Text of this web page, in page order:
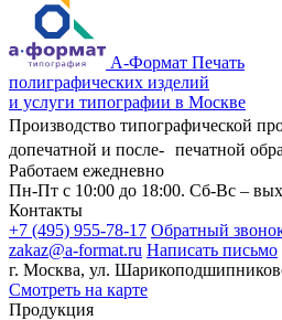
А-Формат Печать
полиграфических изделий
и услуги типографии в Москве
Производство типографической
допечатной и после- печатной
Работаем ежедневно
Пн-Пт с 10:00 до 18:00. Сб-Вс –
Контакты
+7 (495) 955-78-17 Обратный
zakaz@a-format.ru Написать письмо
г. Москва, ул.
Смотреть на карте
Продукция